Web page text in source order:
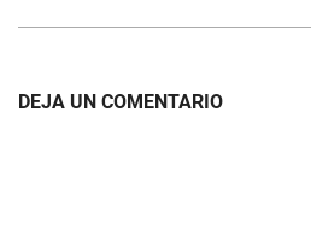
DEJA UN COMENTARIO